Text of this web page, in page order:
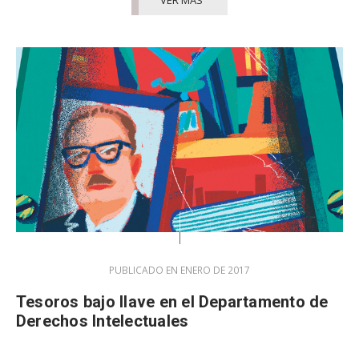
PUBLICADO EN ENERO DE 2017
Tesoros bajo llave en el Departamento de
Derechos Intelectuales